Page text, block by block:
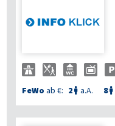
FeWo ab €: 2  a.A. 8